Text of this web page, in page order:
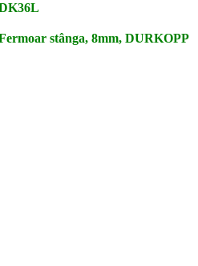
stânga, 8mm, DURKOPP